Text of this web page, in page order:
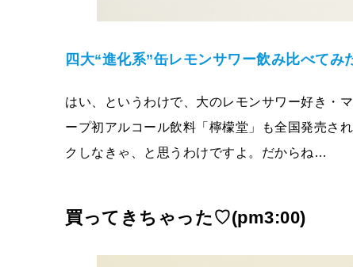
四 大“進化系”缶レモンサワー飲み比べてみ
はい、というわけで、大のレモンサワー好き・
ープ初アルコール飲料「檸檬堂」も全国発売さ
クしなきゃ、と思うわけですよ。だからね…
買ってきちゃった♡(pm3:00)